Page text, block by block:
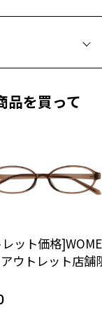
には？
たい方へ
期の期間から
期的な視
選びのうえ、
ください。
換券」はお選び
くと、実店舗で
トレンズ）へ無
品を買って
ット価格
ウトレット店舗